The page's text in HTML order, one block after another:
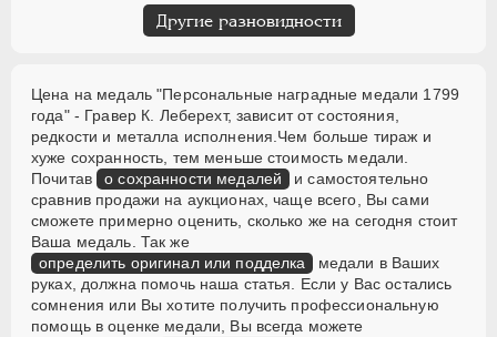
Другие разновидности
Цена на медаль "Персональные наградные медали 1799
года" - Гравер К. Леберехт, зависит от состояния,
редкости и металла исполнения.Чем больше тираж и
хуже сохранность, тем меньше стоимость медали.
Почитав о сохранности медалей
и самостоятельно
сравнив продажи на аукционах, чаще всего, Вы сами
сможете примерно оценить, сколько же на сегодня стоит
Ваша медаль. Так же
определить оригинал или подделка
медали в Ваших
руках, должна помочь наша статья. Если у Вас остались
сомнения или Вы хотите получить профессиональную
помощь в оценке медали, Вы всегда можете